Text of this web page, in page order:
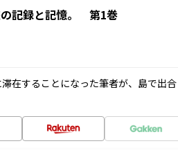
記録と記憶。 第1巻
在することになった筆者が、島で出